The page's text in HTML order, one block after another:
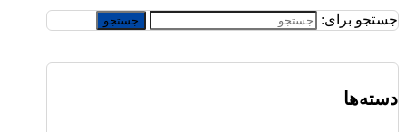
جستجو برای:
دسته‌ها